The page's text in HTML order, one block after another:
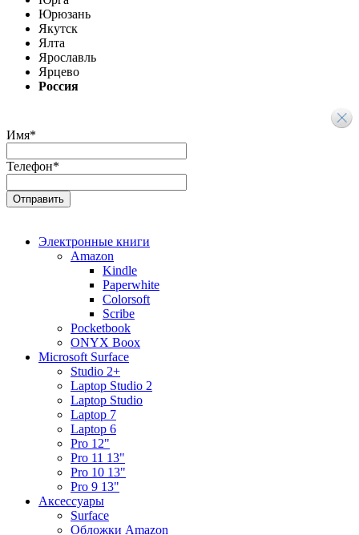
Юрюзань
Якутск
Ялта
Ярославль
Ярцево
Россия
Имя*
Телефон*
Электронные книги
Amazon
Kindle
Paperwhite
Colorsoft
Scribe
Pocketbook
ONYX Boox
Microsoft Surface
Studio 2+
Laptop Studio 2
Laptop Studio
Laptop 7
Laptop 6
Pro 12"
Pro 11 13"
Pro 10 13"
Pro 9 13"
Аксессуары
Surface
Обложки Amazon